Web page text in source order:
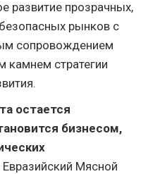
развитие прозрачных,
рынков с
сопровождением
камнем стратегии
остается
бизнесом,
Мясной